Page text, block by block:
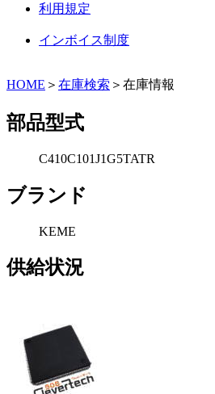
利用規定
インボイス制度
HOME ＞ 在庫検索 ＞在庫情報
部品型式
C410C101J1G5TATR
ブランド
KEME
供給状況